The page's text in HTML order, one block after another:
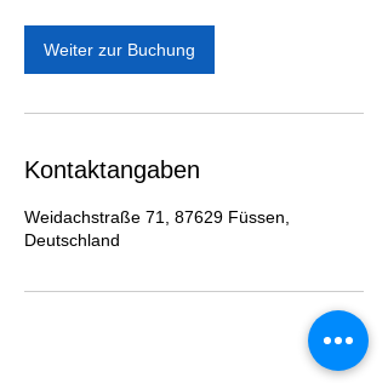
Weiter zur Buchung
Kontaktangaben
Weidachstraße 71, 87629 Füssen,
Deutschland